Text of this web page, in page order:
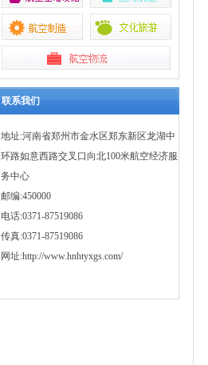
联系我们
地址:河南省郑州市金水区郑东新区龙湖中
环路如意西路交叉口向北100米航空经济服
务中心
邮编:450000
电话:0371-87519086
传真:0371-87519086
网址:http://www.hnhtyxgs.com/